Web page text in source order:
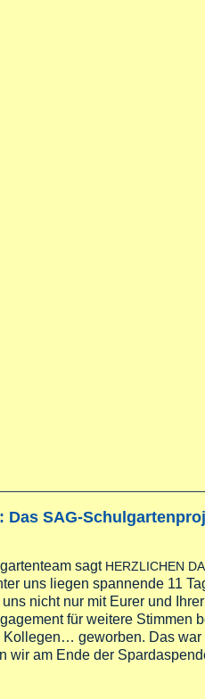
Ihnen und euch allen frohe
SAG-
sagt HERZLICHEN
uns liegen spannende 11
nicht nur mit Eurer und
für weitere Stimmen
Kollegen… geworben. Das
wir am Ende der